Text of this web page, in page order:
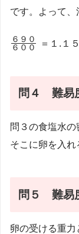
です。よって、
\frac{６
９０}
６００
６９０ ＝１.１
問４ 難
問３の食塩水の
そこに卵を入れ
問５ 難
卵の受ける重